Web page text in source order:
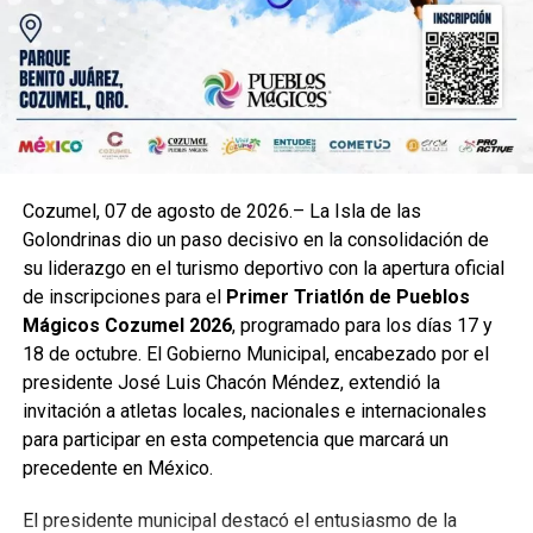
Cozumel, 07 de agosto de 2026.– La Isla de las
Golondrinas dio un paso decisivo en la consolidación de
su liderazgo en el turismo deportivo con la apertura oficial
de inscripciones para el Primer Triatlón de Pueblos
Mágicos Cozumel 2026, programado para los días 17 y
18 de octubre. El Gobierno Municipal, encabezado por el
presidente José Luis Chacón Méndez, extendió la
invitación a atletas locales, nacionales e internacionales
para participar en esta competencia que marcará un
precedente en México.
El presidente municipal destacó el entusiasmo de la